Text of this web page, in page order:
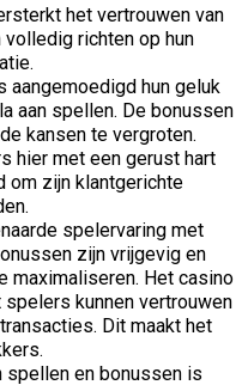
het vertrouwen van
richten op hun
aangemoedigd hun geluk
aan spellen. De bonussen
kansen te vergroten.
hier met een gerust hart
om zijn klantgerichte
spelervaring met
zijn vrijgevig en
maximaliseren. Het casino
kunnen vertrouwen
Dit maakt het
en bonussen is